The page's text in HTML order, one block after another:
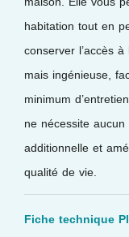
habitation tout en
conserver l’accès
mais ingénieuse,
minimum
ne nécessite
additionnelle et
qualité de vie.
Fiche technique